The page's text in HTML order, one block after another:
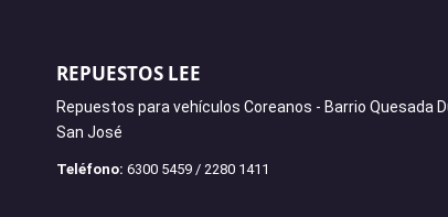
REPUESTOS LEE
Repuestos para vehículos Coreanos - Barrio Quesada
San José
Teléfono: 6300 5459 / 2280 1411